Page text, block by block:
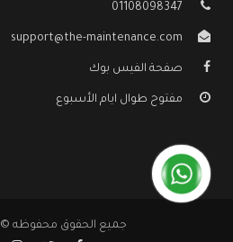
01108098347
support@the-maintenance.com
صفحة الفيس بوك
مفتوح طوال ايام الأسبوع
جميع الحقوق محفوظه ©